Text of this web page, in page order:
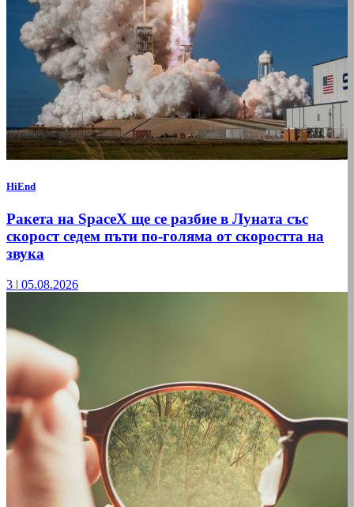
HiEnd
Ракета на SpaceX ще се разбие в Луната със
скорост седем пъти по-голяма от скоростта на
звука
3 | 05.08.2026